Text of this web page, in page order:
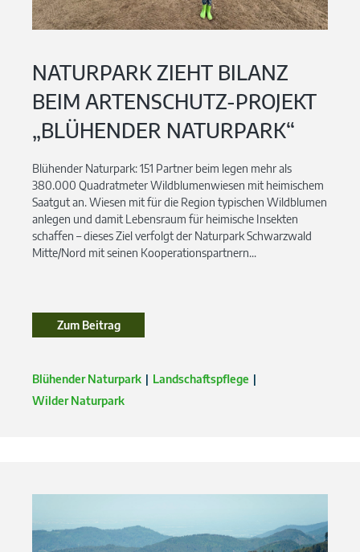
NATURPARK ZIEHT BILANZ
BEIM ARTENSCHUTZ-PROJEKT
„BLÜHENDER NATURPARK“
Blühender Naturpark: 151 Partner beim legen mehr als
380.000 Quadratmeter Wildblumenwiesen mit heimischem
Saatgut an. Wiesen mit für die Region typischen Wildblumen
anlegen und damit Lebensraum für heimische Insekten
schaffen – dieses Ziel verfolgt der Naturpark Schwarzwald
Mitte/Nord mit seinen Kooperationspartnern...
Zum Beitrag
Blühender Naturpark
Landschaftspflege
Wilder Naturpark